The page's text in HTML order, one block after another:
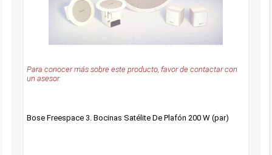
Para conocer más sobre este producto, favor de contactar con
un asesor.
Bose Freespace 3. Bocinas Satélite De Plafón 200 W (par)